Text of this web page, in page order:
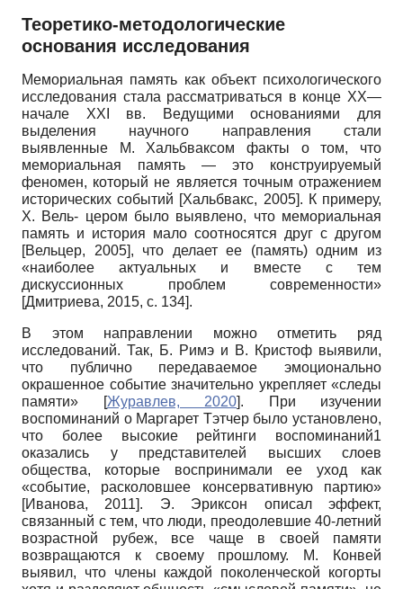
Теоретико-методологические
основания исследования
Мемориальная память как объект психологического
исследования стала рассматриваться в конце XX—
начале XXI
вв. Ведущими основаниями для
выделения научного направления стали
выявленные М. Хальбваксом факты о том, что
мемориальная память — это конструируемый
феномен, который не является точным отражением
исторических событий [Хальбвакс, 2005]. К примеру,
Х. Вель- цером было выявлено, что мемориальная
память и история мало соотносятся друг с другом
[Вельцер, 2005], что делает ее (память) одним из
«наиболее актуальных и вместе с тем
дискуссионных проблем современности»
[Дмитриева, 2015, с. 134].
В этом направлении можно отметить ряд
исследований. Так, Б. Римэ и В. Кри­стоф выявили,
что публично передаваемое эмоционально
окрашенное событие значительно укрепляет «следы
памяти»
[Журавлев, 2020]. При изучении
воспоминаний о Маргарет Тэтчер было установлено,
что более высокие рейтинги воспоминаний1
оказались у представителей высших слоев
общества, которые воспринимали ее уход как
«событие, расколовшее консервативную партию»
[Иванова, 2011]. Э. Эриксон описал эффект,
связанный с тем, что люди, преодолевшие 40-летний
возрастной рубеж, все чаще в своей памяти
возвращаются к своему прошлому. М. Конвей
выявил, что члены каждой поколенче­ской когорты